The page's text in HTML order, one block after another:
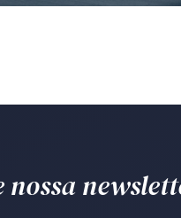
nossa